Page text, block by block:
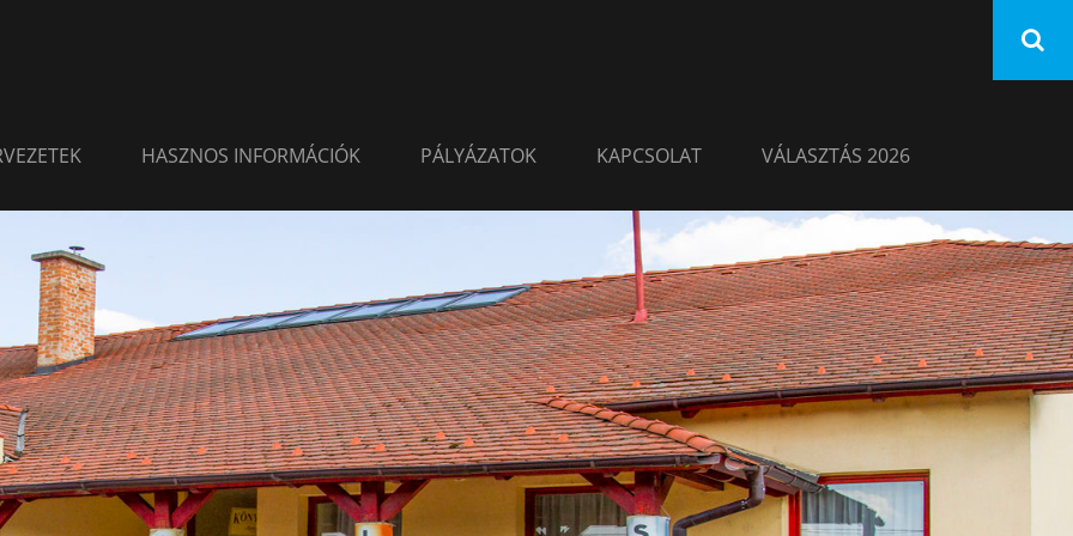
HASZNOS INFORMÁCIÓK PÁLYÁZATOK KAPCSOLAT VÁLASZTÁS 2026